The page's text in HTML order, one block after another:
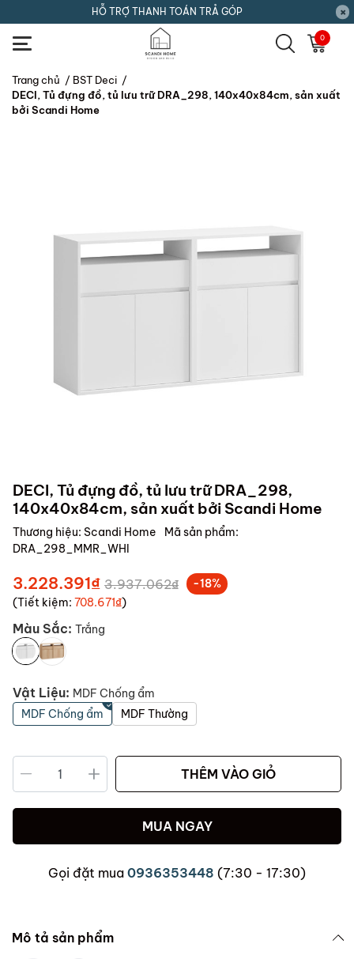
HỖ TRỢ THANH TOÁN TRẢ GÓP
0
Trang chủ / BST Deci /
DECI, Tủ đựng đồ, tủ lưu trữ DRA_298, 140x40x84cm, sản xuất
bởi Scandi Home
DECI, Tủ đựng đồ, tủ lưu trữ DRA_298,
140x40x84cm, sản xuất bởi Scandi Home
Thương hiệu: Scandi Home
Mã sản phẩm:
DRA_298_MMR_WHI
3.228.391₫ 3.937.062₫
-18%
(Tiết kiệm: 708.671₫)
Màu Sắc: Trắng
Vật Liệu: MDF Chống ẩm
MDF Chống ẩm
MDF Thường
THÊM VÀO GIỎ
MUA NGAY
Gọi đặt mua 0936353448 (7:30 - 17:30)
Mô tả sản phẩm